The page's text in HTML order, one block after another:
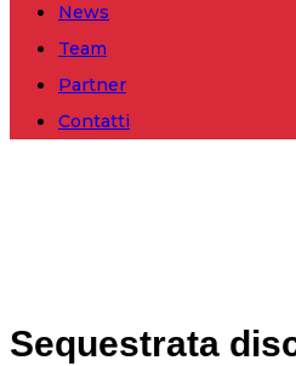
News
Team
Partner
Contatti
Sequestrata